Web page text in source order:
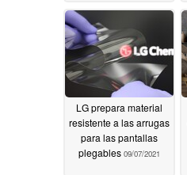
LG prepara material
resistente a las arrugas
para las pantallas
plegables 09/07/2021